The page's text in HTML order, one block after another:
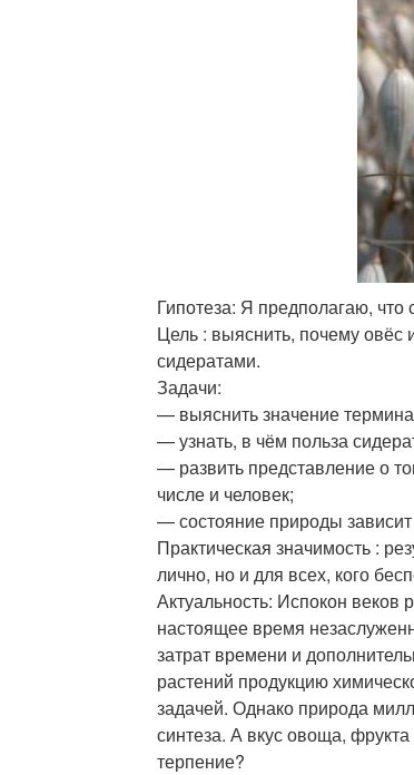
Гипотеза: Я предполагаю,
Цель : выяснить, почему
сидератами.
Задачи:
— выяснить значение
— узнать, в чём польза
— развить представление о
числе и человек;
— состояние природы зависит
Практическая значимость :
лично, но и для всех, кого
Актуальность: Испокон веков
настоящее время
затрат времени и
растений продукцию
задачей. Однако природа
синтеза. А вкус овоща,
терпение?